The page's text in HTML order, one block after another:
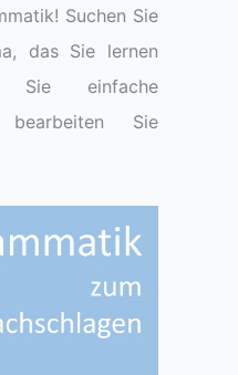
Suchen Sie
das Sie lernen
Sie einfache
Sie